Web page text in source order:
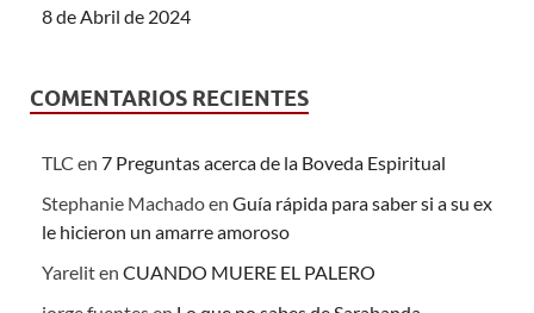
8 de Abril de 2024
COMENTARIOS RECIENTES
TLC en 7 Preguntas acerca de la Boveda Espiritual
Stephanie Machadoen Guía rápida para saber si a su ex
le hicieron un amarre amoroso
Yareliten CUANDO MUERE EL PALERO